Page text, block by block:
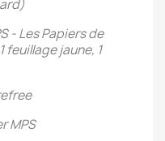
- Les Papiers de
feuillage jaune, 1
MPS